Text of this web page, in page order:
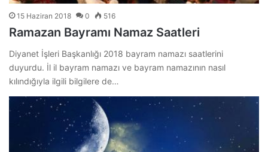
15 Haziran 2018 0 516
Ramazan Bayramı Namaz Saatleri
Diyanet İşleri Başkanlığı 2018 bayram namazı saatlerini
duyurdu. İl il bayram namazı ve bayram namazının nasıl
kılındığıyla ilgili bilgilere de…